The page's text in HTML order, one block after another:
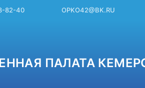
82-40 OPKO42@BK.RU
ПАЛАТА